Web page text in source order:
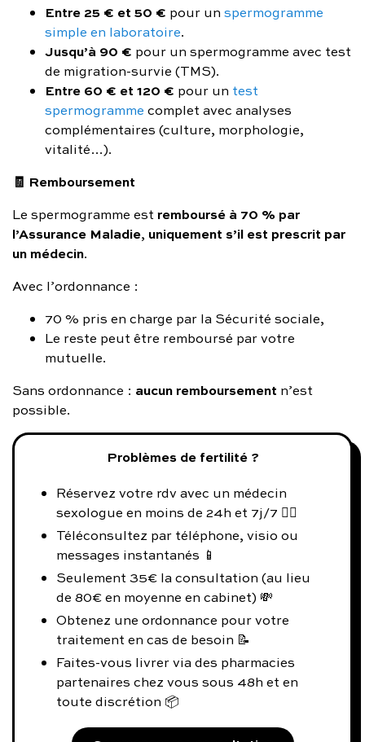
Entre 25 € et 50 € pour un spermogramme
simple en laboratoire.
Jusqu’à 90 € pour un spermogramme avec test
de migration-survie (TMS).
Entre 60 € et 120 € pour un test
spermogramme complet avec analyses
complémentaires (culture, morphologie,
vitalité…).
🧾 Remboursement
Le spermogramme estremboursé à 70 % par
l’Assurance Maladie, uniquement s’il est prescrit par
un médecin.
Avec l’ordonnance :
70 % pris en charge par la Sécurité sociale,
Le reste peut être remboursé par votre
mutuelle.
Sans ordonnance : aucun remboursement n’est
possible.
Problèmes de fertilité ?
Réservez votre rdv avec un médecin
sexologue en moins de 24h et 7j/7 👨‍⚕️
Téléconsultez par téléphone, visio ou
messages instantanés 📱
Seulement 35€ la consultation (au lieu
de 80€ en moyenne en cabinet) 💸
Obtenez une ordonnance pour votre
traitement en cas de besoin 📝
Faites-vous livrer via des pharmacies
partenaires chez vous sous 48h et en
toute discrétion 📦